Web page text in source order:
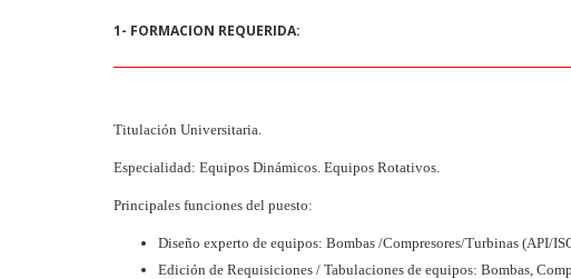
1- FORMACION REQUERIDA:
Titulación Universitaria.
Especialidad: Equipos Dinámicos. Equipos Rotativos.
Principales funciones del puesto:
Diseño experto de equipos: Bombas /Compresores/Turbinas (API/
Edición de Requisiciones / Tabulaciones de equipos: Bombas,